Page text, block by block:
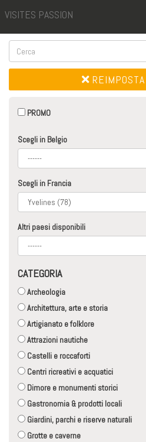
VISITES PASSION
PROMO
Scegli in Belgio
Scegli in Francia
Altri paesi disponibili
CATEGORIA
Archeologia
Architettura, arte e storia
Artigianato e folklore
Attrazioni nautiche
Castelli e roccaforti
Centri ricreativi e acquatici
Dimore e monumenti storici
Gastronomia & prodotti locali
Giardini, parchi e riserve naturali
Grotte e caverne